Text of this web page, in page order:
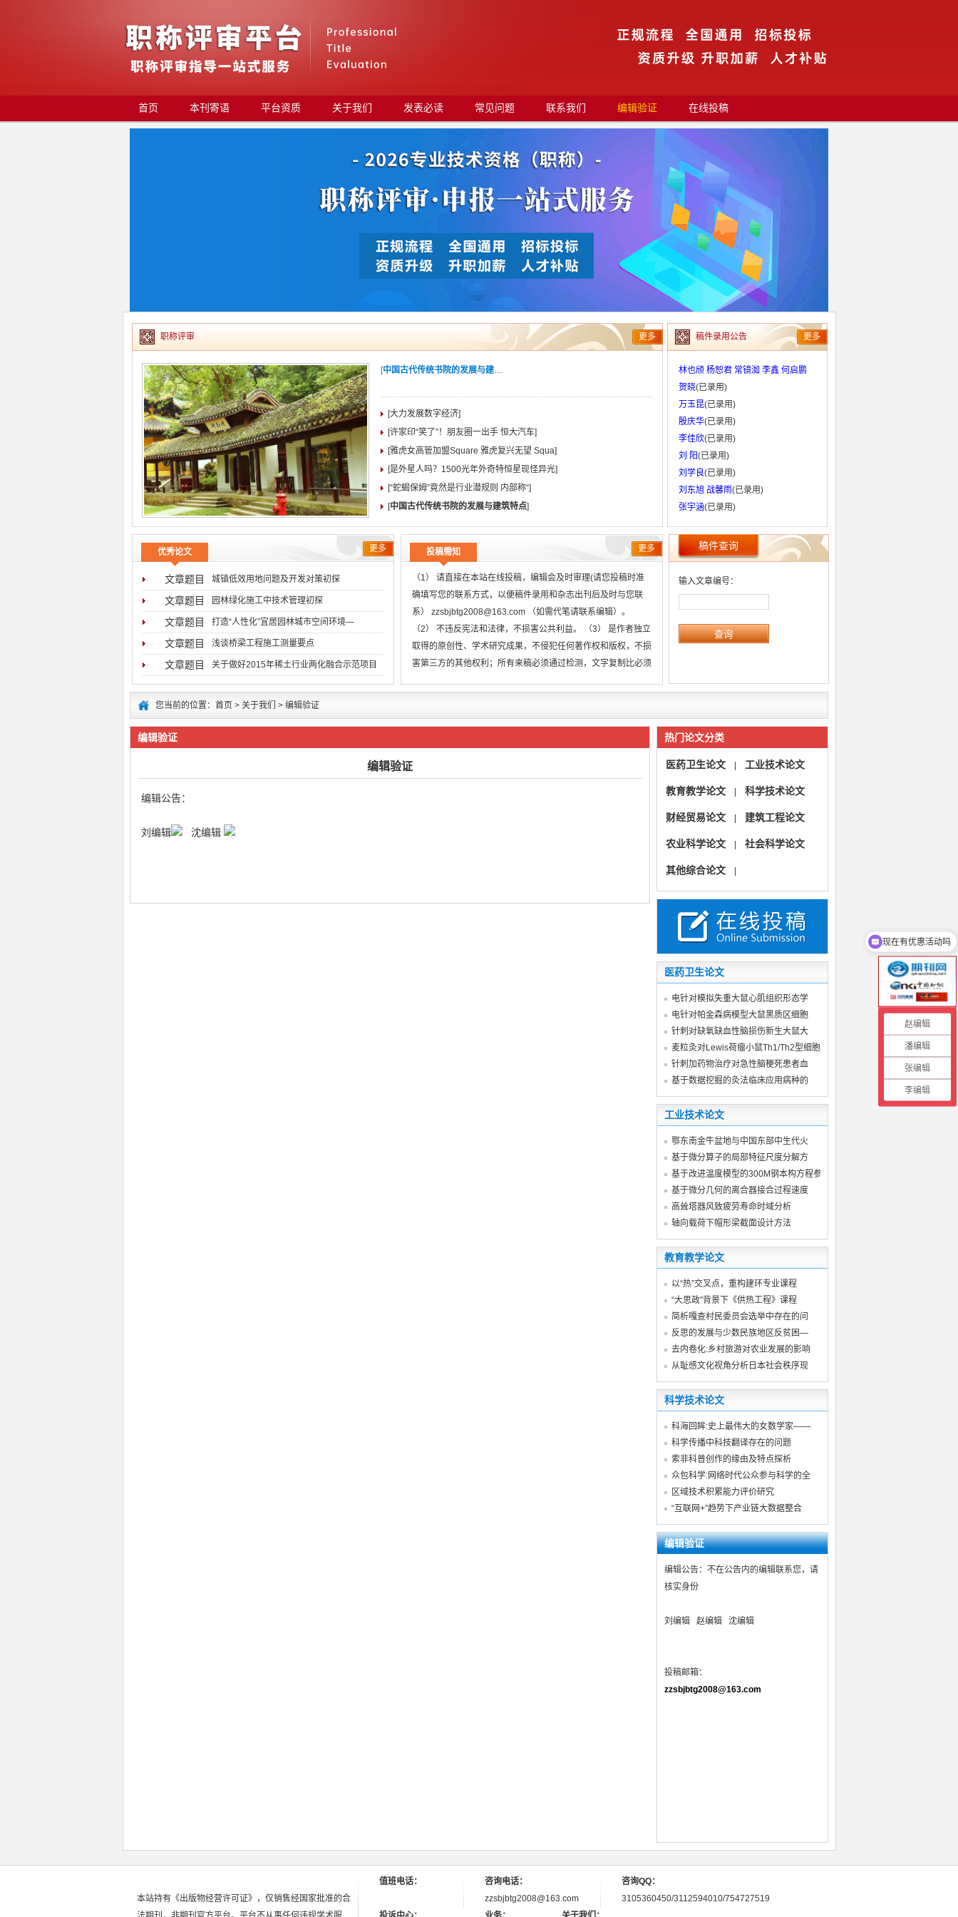
首页 本刊寄语 平台资质 关于我们 发表必读 常见问题 联系我们 编辑验证 在线投稿
职称评审 更多
[中国古代传统书院的发展与建筑特点
[大力发展数字经济]
[许家印“笑了”！朋友圈一出手 恒大汽车]
[雅虎女高管加盟Square 雅虎复兴无望 Squa]
[是外星人吗？1500光年外奇特恒星现怪异光]
[“蛇蝎保姆”竟然是行业潜规则 内部称“]
[中国古代传统书院的发展与建筑特点]
稿件录用公告 更多
林也颀 杨恕君 常镜洳 李鑫 何启鹏
贺晓(已录用)
万玉昆(已录用)
殷庆华(已录用)
李佳欣(已录用)
刘 阳(已录用)
刘学良(已录用)
刘东旭 战馨雨(已录用)
张宇涵(已录用)
优秀论文 更多
城镇低效用地问题及开发对策初探
文章题目
园林绿化施工中技术管理初探
文章题目
打造“人性化”宜居园林城市空间环境―
文章题目
浅谈桥梁工程施工测量要点
文章题目
关于做好2015年稀土行业两化融合示范项目
文章题目
投稿需知 更多
（1） 请直接在本站在线投稿，编辑会及时审理(请您投稿时准
确填写您的联系方式，以便稿件录用和杂志出刊后及时与您联
系） zzsbjbtg2008@163.com （如需代笔请联系编辑）。
（2） 不违反宪法和法律，不损害公共利益。 （3） 是作者独立
取得的原创性、学术研究成果，不侵犯任何著作权和版权，不损
害第三方的其他权利；所有来稿必须通过检测，文字复制比必须
稿件查询
输入文章编号：
您当前的位置： 首页 > 关于我们 > 编辑验证
编辑验证
编辑验证
编辑公告：
刘编辑 沈编辑
热门论文分类
医药卫生论文 工业技术论文
教育教学论文 科学技术论文
财经贸易论文 建筑工程论文
农业科学论文 社会科学论文
其他综合论文
医药卫生论文
电针对模拟失重大鼠心肌组织形态学
电针对帕金森病模型大鼠黑质区细胞
针刺对缺氧缺血性脑损伤新生大鼠大
麦粒灸对Lewis荷瘤小鼠Th1/Th2型细胞因
针刺加药物治疗对急性脑梗死患者血
基于数据挖掘的灸法临床应用病种的
工业技术论文
鄂东南金牛盆地与中国东部中生代火
基于微分算子的局部特征尺度分解方
基于改进温度模型的300M钢本构方程参
基于微分几何的离合器接合过程速度
高耸塔器风致疲劳寿命时域分析
轴向载荷下帽形梁截面设计方法
教育教学论文
以“热”交叉点，重构建环专业课程
“大思政”背景下《供热工程》课程
简析嘎查村民委员会选举中存在的问
反思的发展与少数民族地区反贫困—
去内卷化:乡村旅游对农业发展的影响
从耻感文化视角分析日本社会秩序现
科学技术论文
科海回眸:史上最伟大的女数学家——
科学传播中科技翻译存在的问题
索非科普创作的缘由及特点探析
众包科学:网络时代公众参与科学的全
区域技术积累能力评价研究
“互联网+”趋势下产业链大数据整合
编辑验证
编辑公告：不在公告内的编辑联系您，请
核实身份
刘编辑 赵编辑 沈编辑
投稿邮箱：
zzsbjbtg2008@163.com
本站持有《出版物经营许可证》，仅销售经国家批准的合
值班电话：
咨询电话：
zzsbjbtg2008@163.com
咨询QQ：
3105360450/3112594010/754727519
赵编辑
潘编辑
张编辑
李编辑
现在有优惠活动吗